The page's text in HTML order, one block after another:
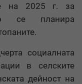
на 2025 г. за
се планира
социалната
в селските
дейност на